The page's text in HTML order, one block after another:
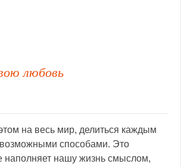
любовь
на весь мир, делиться каждым
возможными способами. Это
наполняет нашу жизнь смыслом,